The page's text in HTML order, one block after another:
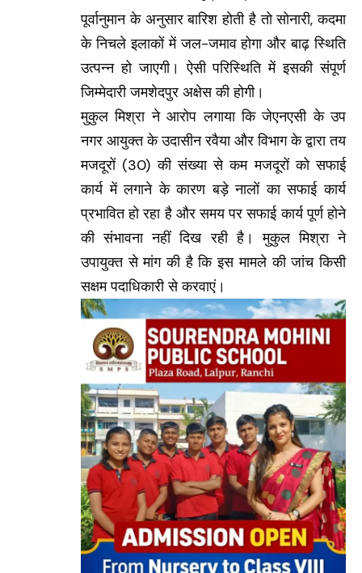
पूर्वानुमान के अनुसार बारिश होती है तो सोनारी, कदमा
के निचले इलाकों में जल-जमाव होगा और बाढ़ स्थिति
उत्पन्न हो जाएगी। ऐसी परिस्थिति में इसकी संपूर्ण
जिम्मेदारी जमशेदपुर अक्षेस की होगी।
मुकुल मिश्रा ने आरोप लगाया कि जेएनएसी के उप
नगर आयुक्त के उदासीन रवैया और विभाग के द्वारा तय
मजदूरों (30) की संख्या से कम मजदूरों को सफाई
कार्य में लगाने के कारण बड़े नालों का सफाई कार्य
प्रभावित हो रहा है और समय पर सफाई कार्य पूर्ण होने
की संभावना नहीं दिख रही है। मुकुल मिश्रा ने
उपायुक्त से मांग की है कि इस मामले की जांच किसी
सक्षम पदाधिकारी से करवाएं।